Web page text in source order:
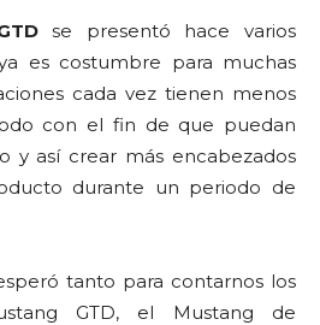
se presentó hace varios
es costumbre para muchas
cada vez tienen menos
con el fin de que puedan
y así crear más encabezados
durante un periodo de
tanto para contarnos los
GTD, el Mustang de